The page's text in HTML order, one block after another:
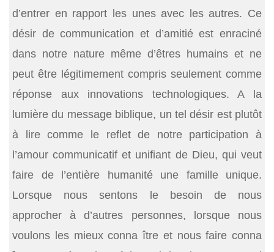
d’entrer en rapport les unes avec les autres. Ce
désir de communication et d’amitié est enraciné
dans notre nature même d’êtres humains et ne
peut être légitimement compris seulement comme
réponse aux innovations technologiques. A la
lumière du message biblique, un tel désir est plutôt
à lire comme le reflet de notre participation à
l’amour communicatif et unifiant de Dieu, qui veut
faire de l’entière humanité une famille unique.
Lorsque nous sentons le besoin de nous
approcher à d’autres personnes, lorsque nous
voulons les mieux conna ître et nous faire conna